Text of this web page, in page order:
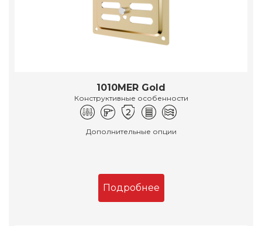
1010MER Gold
Конструктивные особенности
Дополнительные опции
Подробнее